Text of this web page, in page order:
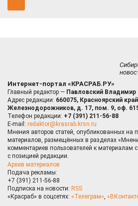
Интернет-портал «КРАСРАБ.РУ»
Главный редактор — Павловский Владимир
Адрес редакции: 660075, Красноярский
Железнодорожников, д. 17, пом. 9, оф.
Телефон редакции: +7 (391) 211-56-88
E-mail: redaktor@krasrab.krsn.ru
Мнения авторов статей, опубликованных на
материалов, размещённых в разделах
комментариев пользователей к материалам
с позицией редакции.
Архив материалов
Подача рекламы:
+7 (391) 211-56-88
Подписка на новости: RSS
«Красраб» в соцсетях: «Телеграм»,